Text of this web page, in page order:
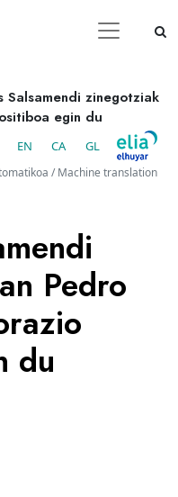
Salsamendi zinegotziak
egin du
EN CA GL
/ Machine translation
Pedro
du